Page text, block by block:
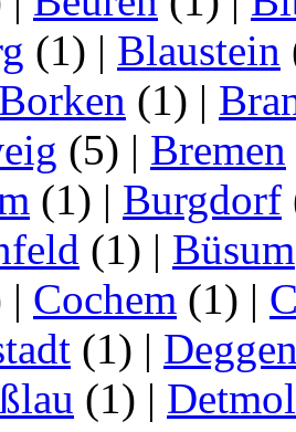
(1) | Blaustein
Borken (1) |
(5) | Bremen
(1) | Burgdorf
(1) | Büsum
| Cochem (1) |
(1) |
(1) |